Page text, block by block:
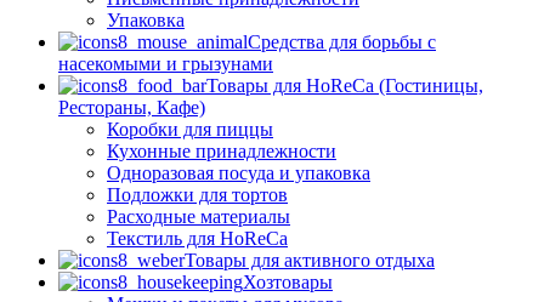
Упаковка
Средства для борьбы с
насекомыми и грызунами
Товары для HoReCa (Гостиницы,
Рестораны, Кафе)
Коробки для пиццы
Кухонные принадлежности
Одноразовая посуда и упаковка
Подложки для тортов
Расходные материалы
Текстиль для HoReCa
Товары для активного отдыха
Хозтовары